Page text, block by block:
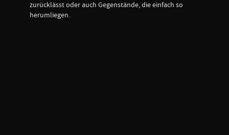
zurücklässt oder auch Gegenstände, die einfach so
herumliegen.